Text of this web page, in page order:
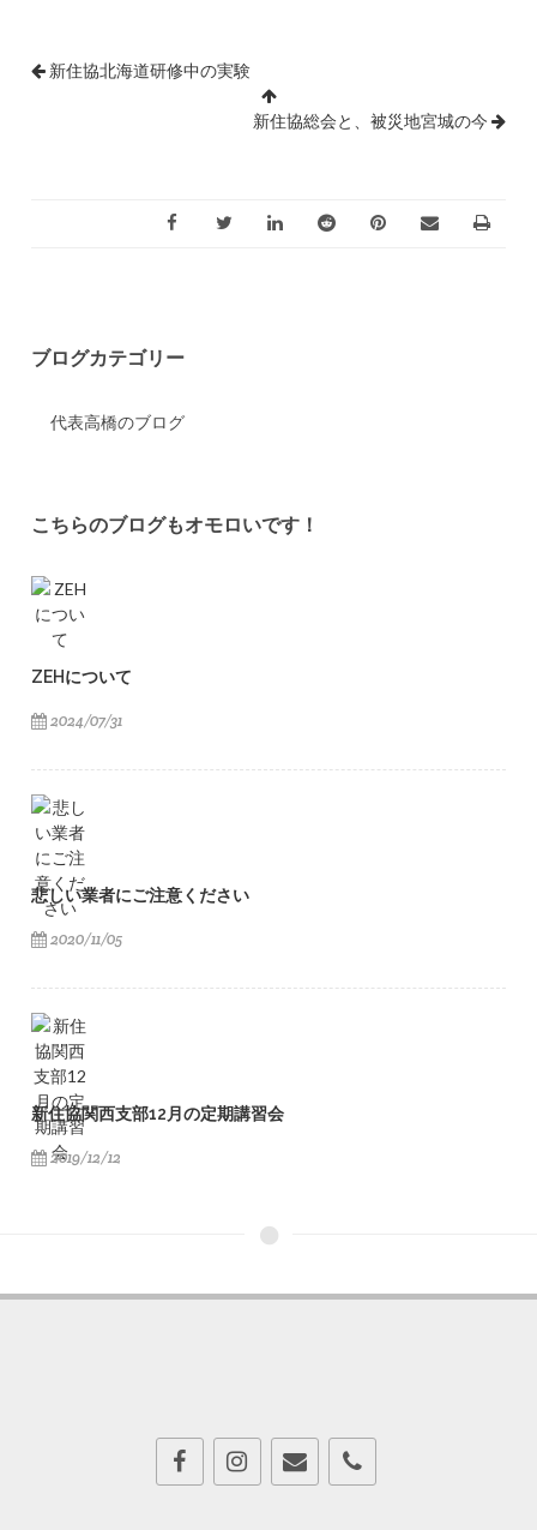
新住協北海道研修中の実験
新住協総会と、被災地宮城の今
ブログカテゴリー
代表高橋のブログ
こちらのブログもオモロいです！
ZEHについて
2024/07/31
悲しい業者にご注意ください
2020/11/05
新住協関西支部12月の定期講習会
2019/12/12